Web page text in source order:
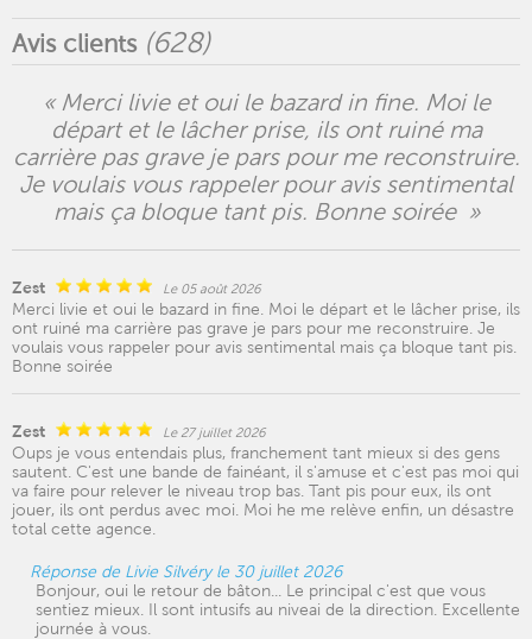
Avis clients (628)
« Merci livie et oui le bazard in fine. Moi le
départ et le lâcher prise, ils ont ruiné ma
carrière pas grave je pars pour me reconstruire.
Je voulais vous rappeler pour avis sentimental
mais ça bloque tant pis. Bonne soirée »
Zest Le 05 août 2026
Merci livie et oui le bazard in fine. Moi le départ et le lâcher prise, ils
ont ruiné ma carrière pas grave je pars pour me reconstruire. Je
voulais vous rappeler pour avis sentimental mais ça bloque tant pis.
Bonne soirée
Zest Le 27 juillet 2026
Oups je vous entendais plus, franchement tant mieux si des gens
sautent. C'est une bande de fainéant, il s'amuse et c'est pas moi qui
va faire pour relever le niveau trop bas. Tant pis pour eux, ils ont
jouer, ils ont perdus avec moi. Moi he me relève enfin, un désastre
total cette agence.
Réponse de Livie Silvéry le 30 juillet 2026
Bonjour, oui le retour de bâton... Le principal c'est que vous
sentiez mieux. Il sont intusifs au niveai de la direction. Excellente
journée à vous.